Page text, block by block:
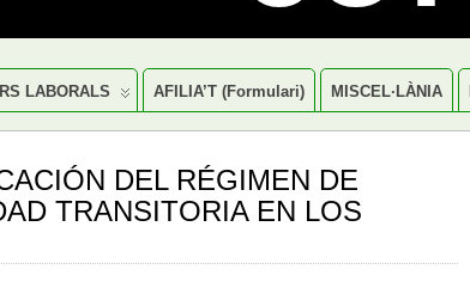
LABORALS AFILIA’T (formulari) MISCEL·LÀNIA
DEL RÉGIMEN DE
TRANSITORIA EN LOS